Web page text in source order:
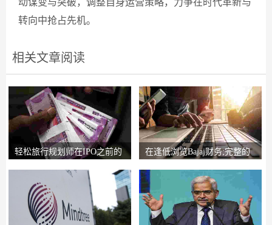
动谋变与突破，调整自身运营策略，力争在时代革新与
转向中抢占先机。
相关文章阅读
轻松旅行规划师在IPO之前的
在逢低浏览Bajaj财务;完整的